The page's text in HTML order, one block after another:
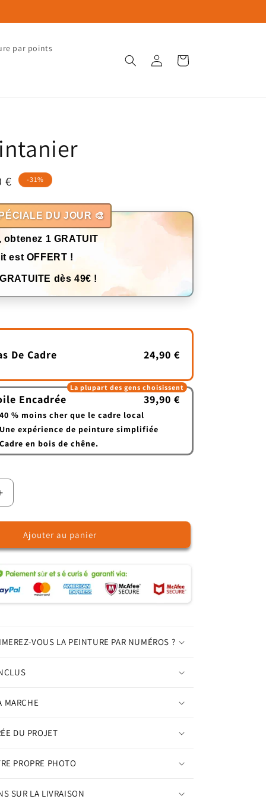
par points
Connexion Panier
€ -31%
DU JOUR 🎨
obtenez 1 GRATUIT
est OFFERT !
dès 49€ !
De Cadre 24,90 €
Encadrée 39,90 €
40 % moins cher que le cadre local
Une expérience de peinture simplifiée
en bois de chêne.
La plupart des gens choisissent
Augmenter
par
Ajouter au panier
VOUS LA PEINTURE PAR NUMÉROS ?
MARCHE
DU PROJET
PROPRE PHOTO
SUR LA LIVRAISON